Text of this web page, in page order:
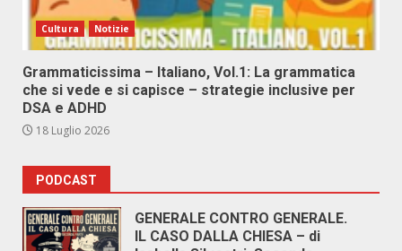
Cultura Notizie
Grammaticissima – Italiano, Vol.1: La grammatica
che si vede e si capisce – strategie inclusive per
DSA e ADHD
18 Luglio 2026
PODCAST
GENERALE CONTRO GENERALE.
IL CASO DALLA CHIESA – di